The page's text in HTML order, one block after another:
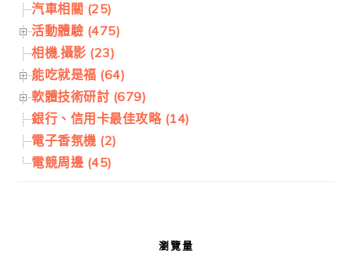
汽車相關 (25)
活動體驗 (475)
相機.攝影 (23)
能吃就是福 (64)
軟體技術研討 (679)
銀行、信用卡最佳攻略 (14)
電子香氛機 (2)
電競周邊 (45)
瀏覽量